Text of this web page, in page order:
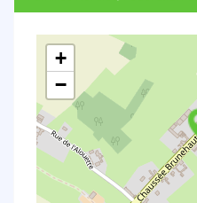
+
−